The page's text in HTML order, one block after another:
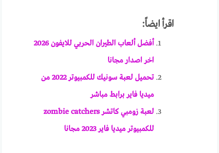
اقرأ ايضاً:
أفضل ألعاب الطيران الحربي للايفون 2026
اخر اصدار مجانا
تحميل لعبة سونيك للكمبيوتر 2022 من
ميديا فاير برابط مباشر
لعبة زومبي كاتشر zombie catchers
للكمبيوتر ميديا فاير 2023 مجانا